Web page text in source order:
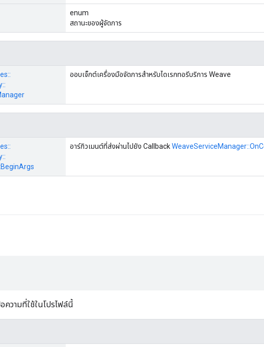
enum
สถานะของผู้จัดการ
ออบเจ็กต์เครื่องมือจัดการสำหรับไดเรกทอรีบริการ Weave
อาร์กิวเมนต์ที่ส่งผ่านไปยัง Callback
ความที่ใช้ในโปรไฟล์นี้